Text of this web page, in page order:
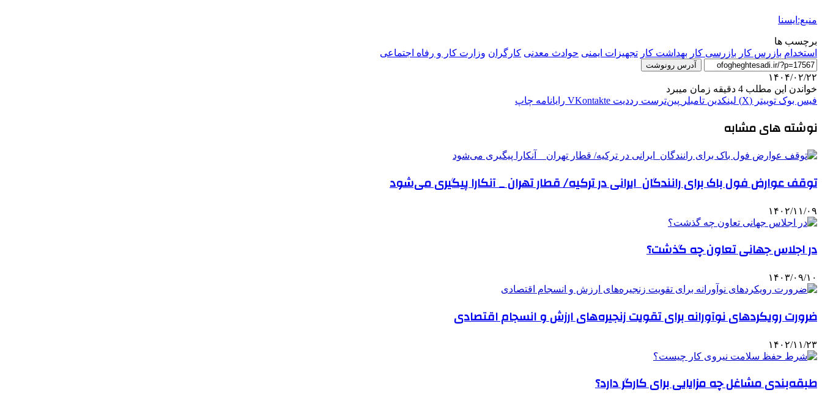
منبع:ایسنا
برچسب ها
استخدام بازرس کار بازرسی کار بهداشت کار تجهیزات ایمنی حوادث معدنی کارگران وزارت کار و رفاه اجتماعی
آدرس رونوشت
۱۴۰۴/۰۲/۲۲
خواندن این مطلب 4 دقیقه زمان میبرد
فیس بوک توییتر (X) لینکدین ‫تامبلر ‫پین‌ترست ‫رددیت ‫VKontakte رایانامه چاپ
نوشته های مشابه
توقف عوارض فول باک برای رانندگان ایرانی در ترکیه/ قطار تهران _ آنکارا پیگیری می‌شود
۱۴۰۲/۱۱/۰۹
در اجلاس جهانی تعاون چه گذشت؟
۱۴۰۳/۰۹/۱۰
ضرورت رویکردهای نوآورانه برای تقویت زنجیره‌های ارزش و انسجام اقتصادی
۱۴۰۲/۱۱/۲۳
طبقه‌بندی مشاغل چه مزایایی برای کارگر دارد؟